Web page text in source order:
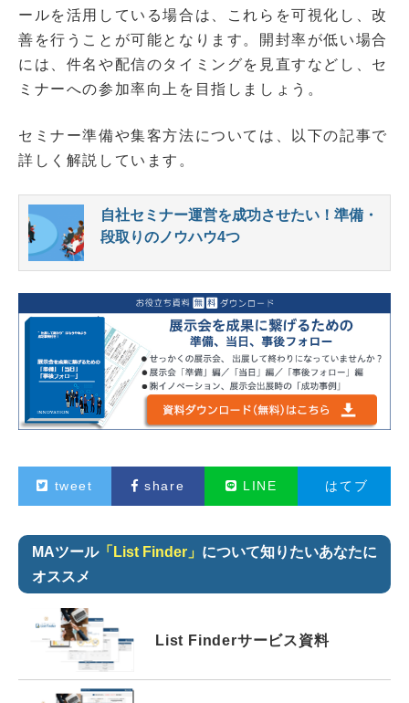
ールを活用している場合は、これらを可視化し、改
善を行うことが可能となります。開封率が低い場合
には、件名や配信のタイミングを見直すなどし、セ
ミナーへの参加率向上を目指しましょう。
セミナー準備や集客方法については、以下の記事で
詳しく解説しています。
自社セミナー運営を成功させたい！準備・
段取りのノウハウ4つ
tweet share LINE はてブ
MAツール「List Finder」 について知りたいあなたに
オススメ
List Finderサービス資料